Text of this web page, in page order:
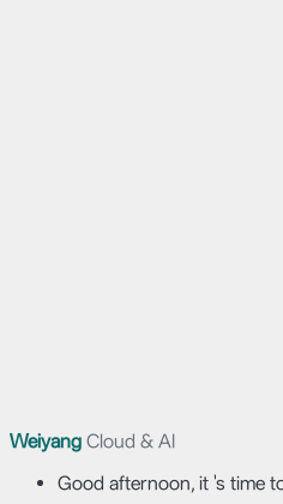
Weiyang Cloud & AI
Good afternoon, it 's time